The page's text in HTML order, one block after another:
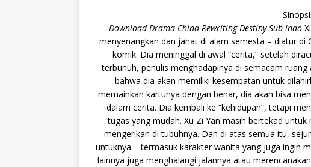
Download Drama China Rewriting Destiny Sub indo
menyenangkan dan jahat di alam semesta – diatur di
komik. Dia meninggal di awal “cerita,” setelah
terbunuh, penulis menghadapinya di semacam
bahwa dia akan memiliki kesempatan untuk
memainkan kartunya dengan benar, dia akan bisa
dalam cerita. Dia kembali ke “kehidupan”, tetapi
tugas yang mudah. Xu Zi Yan masih bertekad
mengerikan di tubuhnya. Dan di atas semua itu,
untuknya – termasuk karakter wanita yang juga ingin
lainnya juga menghalangi jalannya atau